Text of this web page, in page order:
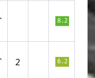
8.2
2 6.2